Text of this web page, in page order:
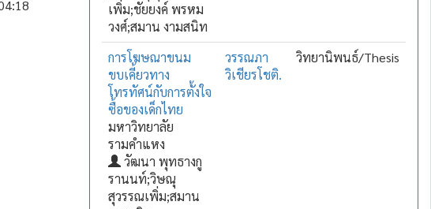
เพิ่ม;ชัยยงค์ พรหม
วงศ์;สมาน งามสนิท
การโฆษณาขนม
ขบเคี้ยวทาง
โทรทัศน์กับการตั้งใจ
ซื้อของเด็กไทย
มหาวิทยาลัย
รามคำแหง
วัฒนา พุทธางกู
รานนท์;วิษณุ
สุวรรณเพิ่ม;สมาน
วรรณภา
วิเชียรโชติ.
วิทยานิพนธ์/Thesis